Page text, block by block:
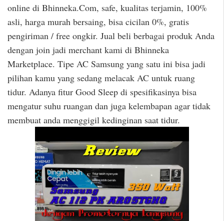
online di Bhinneka.Com, safe, kualitas terjamin, 100%
asli, harga murah bersaing, bisa cicilan 0%, gratis
pengiriman / free ongkir. Jual beli berbagai produk Anda
dengan join jadi merchant kami di Bhinneka
Marketplace. Tipe AC Samsung yang satu ini bisa jadi
pilihan kamu yang sedang melacak AC untuk ruang
tidur. Adanya fitur Good Sleep di spesifikasinya bisa
mengatur suhu ruangan dan juga kelembapan agar tidak
membuat anda menggigil kedinginan saat tidur.